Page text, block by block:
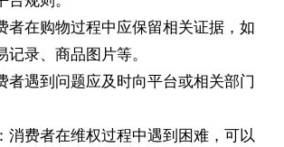
者在购物过程中应保留相关证据，如
记录、商品图片等。
者遇到问题应及时向平台或相关部门
消费者在维权过程中遇到困难，可以